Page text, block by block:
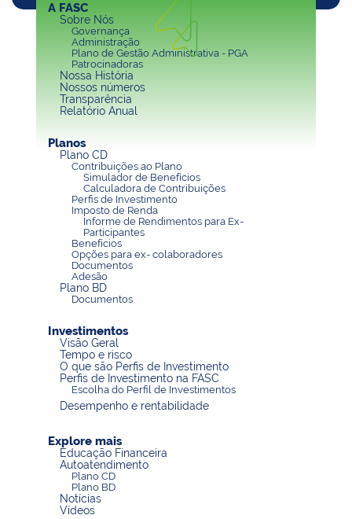
A FASC
Sobre Nós
Governança
Administração
Plano de Gestão Administrativa - PGA
Patrocinadoras
Nossa História
Nossos números
Transparência
Relatório Anual
Planos
Plano CD
Contribuições ao Plano
Simulador de Benefícios
Calculadora de Contribuições
Perfis de Investimento
Imposto de Renda
Informe de Rendimentos para Ex-
Participantes
Benefícios
Opções para ex- colaboradores
Documentos
Adesão
Plano BD
Documentos
Investimentos
Visão Geral
Tempo e risco
O que são Perfis de Investimento
Perfis de Investimento na FASC
Escolha do Perfil de Investimentos
Desempenho e rentabilidade
Explore mais
Educação Financeira
Autoatendimento
Plano CD
Plano BD
Notícias
Vídeos